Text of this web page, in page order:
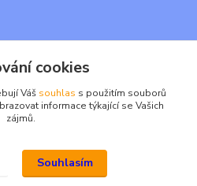
cookies
Váš souhlas s použitím souborů
informace týkající se Vašich
zájmů.
Souhlasím